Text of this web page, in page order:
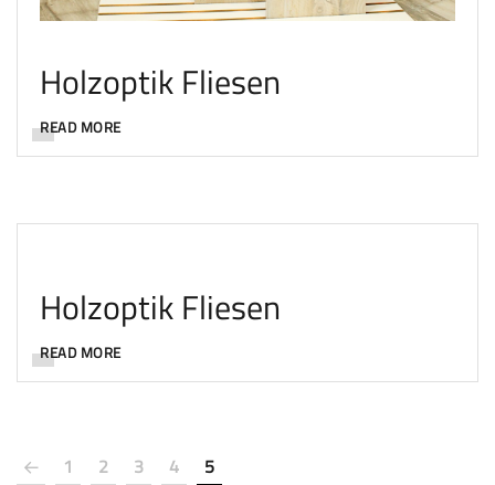
Holzoptik Fliesen
READ MORE
Holzoptik Fliesen
READ MORE
1 2 3 4 5